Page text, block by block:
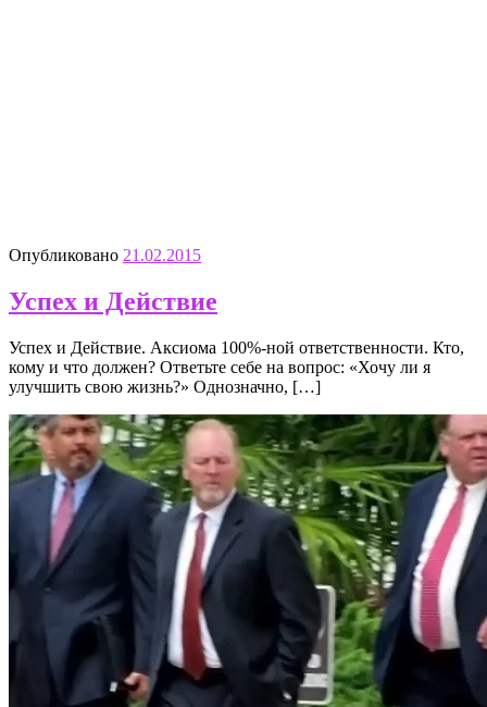
Опубликовано 21.02.2015
Успех и Действие
Успех и Действие. Аксиома 100%-ной ответственности. Кто,
кому и что должен? Ответьте себе на вопрос: «Хочу ли я
улучшить свою жизнь?» Однозначно, […]